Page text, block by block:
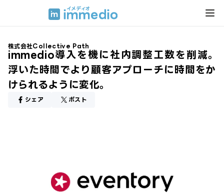
株式会社Collective Path
immedio導入を機に社内調整工数を削減。
浮いた時間でより顧客アプローチに時間をか
けられるように変化。
シェア ポスト